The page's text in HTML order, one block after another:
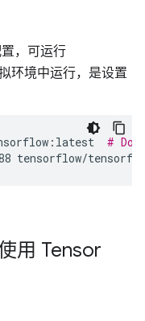
，可运行
环境中运行，是设置
#
tensorflow/
用 Tensor